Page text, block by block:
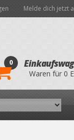
Melde dich jetzt
0
Waren für 0